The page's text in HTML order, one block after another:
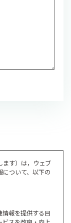
ます）は，ウェブ
ついて、以下の
情報を提供する目